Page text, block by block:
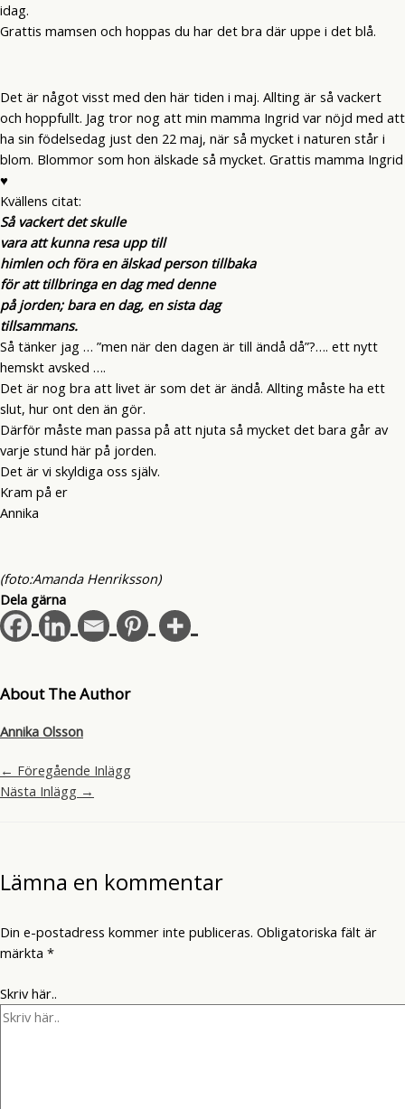
idag.
Grattis mamsen och hoppas du har det bra där uppe i det blå.
Det är något visst med den här tiden i maj. Allting är så vackert
och hoppfullt. Jag tror nog att min mamma Ingrid var nöjd med att
ha sin födelsedag just den 22 maj, när så mycket i naturen står i
blom. Blommor som hon älskade så mycket. Grattis mamma Ingrid
♥
Kvällens citat:
Så vackert det skulle
vara att kunna resa upp till
himlen och föra en älskad person tillbaka
för att tillbringa en dag med denne
på jorden; bara en dag, en sista dag
tillsammans.
Så tänker jag … ”men när den dagen är till ändå då”?…. ett nytt
hemskt avsked ….
Det är nog bra att livet är som det är ändå. Allting måste ha ett
slut, hur ont den än gör.
Därför måste man passa på att njuta så mycket det bara går av
varje stund här på jorden.
Det är vi skyldiga oss själv.
Kram på er
Annika
(foto:Amanda Henriksson)
Dela gärna
About The Author
Annika Olsson
← Föregående Inlägg
Nästa Inlägg →
Lämna en kommentar
Din e-postadress kommer inte publiceras. Obligatoriska fält är
märkta *
Skriv här..